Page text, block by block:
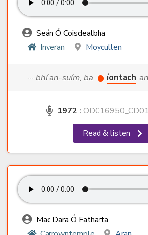
Seán Ó Coisdealbha
Inveran
Moycullen
··· bhí an-suím, ba íontach
1972 :
Read & listen
Mac Dara Ó Fatharta